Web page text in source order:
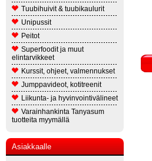
Tuubihuivit & tuubikaulurit
Unipussit
Peitot
Superfoodit ja muut
elintarvikkeet
Kurssit, ohjeet, valmennukset
Jumppavideot, kotitreenit
Liikunta- ja hyvinvointivälineet
Varainhankinta Tanyasum
tuotteita myymällä
Asiakkaalle